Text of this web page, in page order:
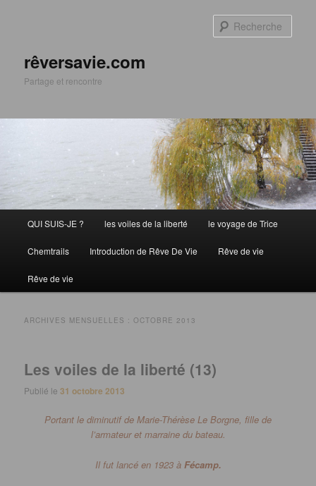
rêversavie.com
Partage et rencontre
principal
QUI SUIS-JE ? les voiles de la liberté le voyage de Trice
Chemtrails Introduction de Rêve De Vie Rêve de vie
Rêve de vie
ARCHIVES MENSUELLES :OCTOBRE 2013
Les voiles de la liberté (13)
Publié le31 octobre 2013
Portant le diminutif de Marie-Thérèse Le Borgne, fille de
l’armateur et marraine du bateau.
Il fut lancé en 1923 à Fécamp.